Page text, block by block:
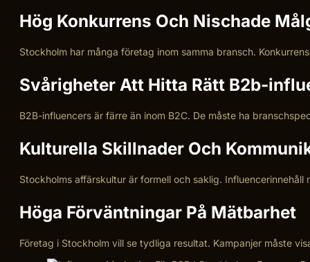
Hög Konkurrens Och Nischade
Stockholm har många företag inom samma bransch.
Svårigheter Att Hitta Rätt B2b-
B2B-influencers är färre än inom B2C. De måste ha
Kulturella Skillnader Och
Stockholms affärskultur är formell och saklig.
Höga Förväntningar På Mätbarhet
Företag i Stockholm vill se tydliga resultat. Kampanjer måste